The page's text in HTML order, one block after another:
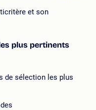
et son
plus pertinents
de sélection les plus